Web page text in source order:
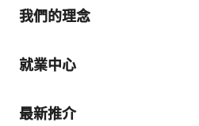
我們的理念
就業中心
最新推介